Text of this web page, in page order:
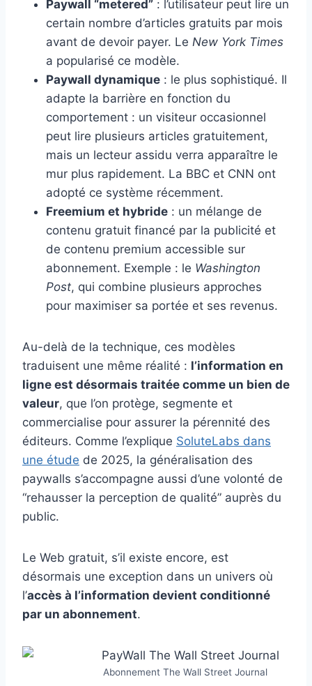
Paywall “metered” : l’utilisateur peut lire un
certain nombre d’articles gratuits par mois
avant de devoir payer. Le New York Times
a popularisé ce modèle.
Paywall dynamique : le plus sophistiqué. Il
adapte la barrière en fonction du
comportement : un visiteur occasionnel
peut lire plusieurs articles gratuitement,
mais un lecteur assidu verra apparaître le
mur plus rapidement. La BBC et CNN ont
adopté ce système récemment.
Freemium et hybride : un mélange de
contenu gratuit financé par la publicité et
de contenu premium accessible sur
abonnement. Exemple : le Washington
Post, qui combine plusieurs approches
pour maximiser sa portée et ses revenus.
Au-delà de la technique, ces modèles
traduisent une même réalité : l’information en
ligne est désormais traitée comme un bien de
valeur, que l’on protège, segmente et
commercialise pour assurer la pérennité des
éditeurs. Comme l’explique SoluteLabs dans
une étude de 2025, la généralisation des
paywalls s’accompagne aussi d’une volonté de
“rehausser la perception de qualité” auprès du
public.
Le Web gratuit, s’il existe encore, est
désormais une exception dans un univers où
l’accès à l’information devient conditionné
par un abonnement.
Abonnement The Wall Street Journal